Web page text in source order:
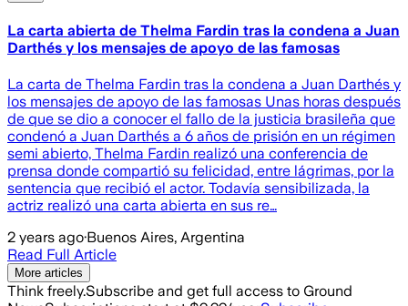
La carta abierta de Thelma Fardin tras la condena a Juan
Darthés y los mensajes de apoyo de las famosas
La carta de Thelma Fardin tras la condena a Juan Darthés y
los mensajes de apoyo de las famosas Unas horas después
de que se dio a conocer el fallo de la justicia brasileña que
condenó a Juan Darthés a 6 años de prisión en un régimen
semi abierto, Thelma Fardin realizó una conferencia de
prensa donde compartió su felicidad, entre lágrimas, por la
sentencia que recibió el actor. Todavía sensibilizada, la
actriz realizó una carta abierta en sus re…
2 years ago·Buenos Aires, Argentina
Read Full Article
More articles
Think freely.Subscribe and get full access to Ground